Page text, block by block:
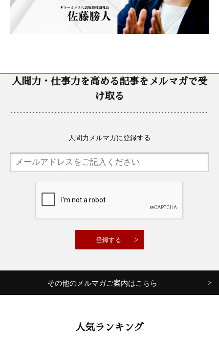
人間力・仕事力を高める記事をメルマガで受
け取る
人間力メルマガに登録する
その他のメルマガご案内はこちら
人気ランキング